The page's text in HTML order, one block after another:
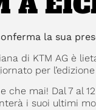
la sua
di KTM AG è
per
che mai! Dal 7 al
i suoi ultimi